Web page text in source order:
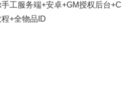
工服务端+安卓+GM授权后台+C
+全物品ID